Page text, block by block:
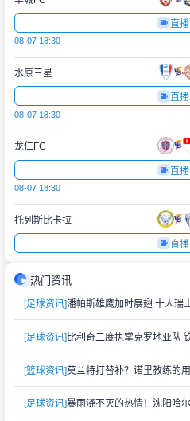
直
08-07 18:30
水原三星
直
08-07 18:30
龙仁FC
直
08-07 18:30
托列斯比卡拉
直
热门资讯
[足球资讯]潘帕斯雄鹰加时展翅 十人瑞
[足球资讯]
[篮球资讯]莫兰特打替补？诺里教练的
[足球资讯]暴雨浇不灭的热情！沈阳哈